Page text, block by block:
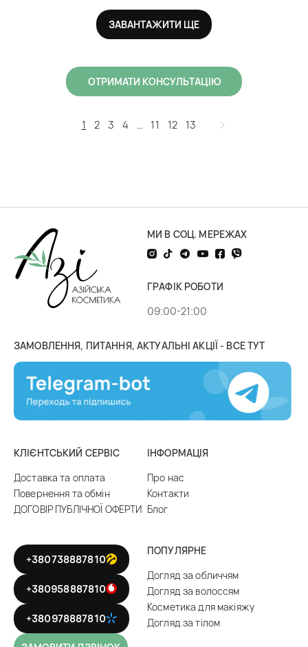
ЗАВАНТАЖИТИ ЩЕ
ОТРИМАТИ КОНСУЛЬТАЦІЮ
1 2 3 4 … 11 12 13
МИ В СОЦ. МЕРЕЖАХ
ГРАФІК РОБОТИ
09:00-21:00
ЗАМОВЛЕННЯ, ПИТАННЯ, АКТУАЛЬНІ АКЦІЇ - ВСЕ ТУТ
КЛІЄНТСЬКИЙ СЕРВІС
Доставка та оплата
Повернення та обмін
ДОГОВІР ПУБЛІЧНОЇ ОФЕРТИ
ІНФОРМАЦІЯ
Про нас
Контакти
Блог
+380738887810
+380958887810
+380978887810
ПОПУЛЯРНЕ
Догляд за обличчям
Догляд за волоссям
Косметика для макіяжу
Догляд за тілом